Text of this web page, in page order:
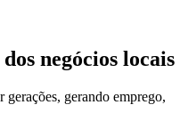
negócios locais
gerações, gerando emprego,